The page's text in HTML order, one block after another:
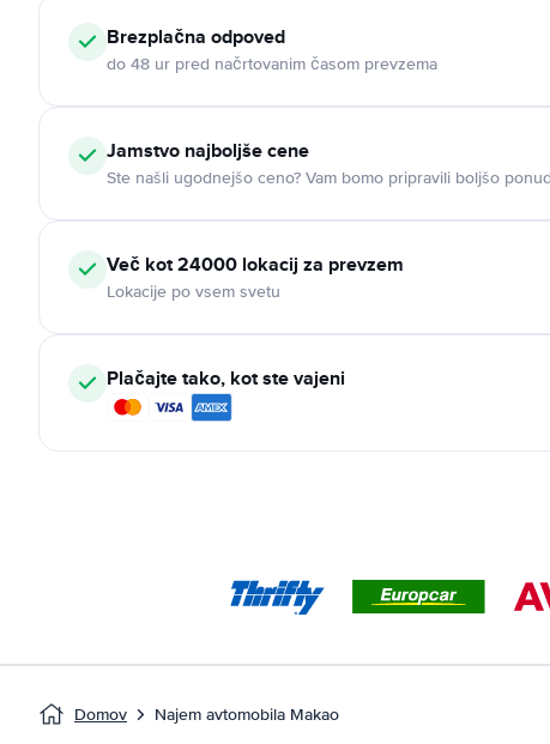
Brezplačna odpoved
do 48 ur pred načrtovanim časom prevzema
Jamstvo najboljše cene
Ste našli ugodnejšo ceno? Vam bomo pripravili boljšo
Več kot 24000 lokacij za prevzem
Lokacije po vsem svetu
Plačajte tako, kot ste vajeni
Domov Najem avtomobila Makao